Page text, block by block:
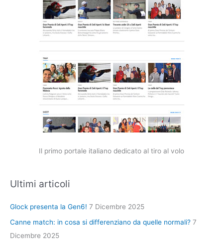
Il primo portale italiano dedicato al tiro al volo
Ultimi articoli
Glock presenta la Gen6! 7 Dicembre 2025
Canne match: in cosa si differenziano da quelle normali? 7
Dicembre 2025